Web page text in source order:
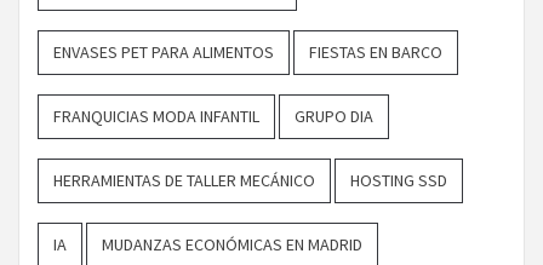
ENVASES PET PARA ALIMENTOS FIESTAS EN BARCO
FRANQUICIAS MODA INFANTIL GRUPO DIA
HERRAMIENTAS DE TALLER MECÁNICO HOSTING SSD
IA MUDANZAS ECONÓMICAS EN MADRID